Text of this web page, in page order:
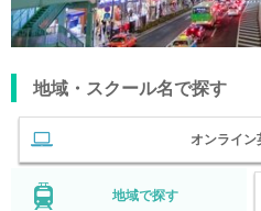
地域・スクール名で探す
オンライ
地域で探す